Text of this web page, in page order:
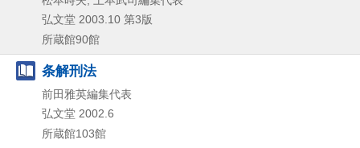
弘文堂 2003.10 第3版
所蔵館90館
条解刑法
前田雅英編集代表
弘文堂 2002.6
所蔵館103館